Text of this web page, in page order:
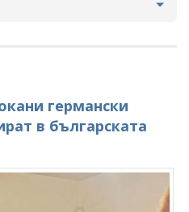
ОБСЪЖДАНЕ
ОБЩЕСТВЕНО
германски
в българската